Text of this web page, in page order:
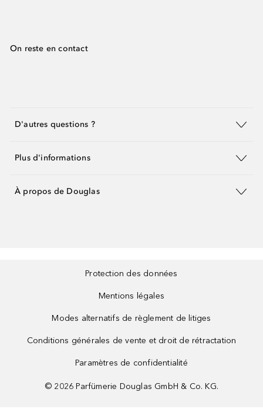
On reste en contact
D'autres questions ?
Plus d'informations
À propos de Douglas
Protection des données
Mentions légales
Modes alternatifs de règlement de litiges
Conditions générales de vente et droit de rétractation
Paramètres de confidentialité
© 2026 Parfümerie Douglas GmbH & Co. KG.